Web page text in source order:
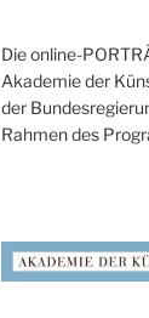
Die online-
Akademie der
der
Rahmen des